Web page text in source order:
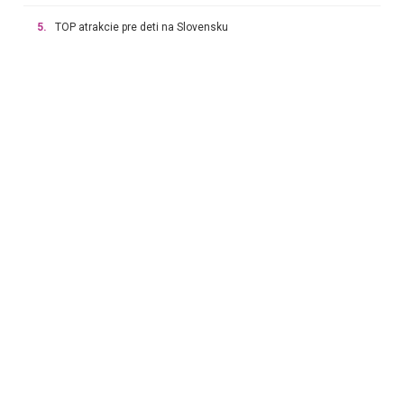
5. TOP atrakcie pre deti na Slovensku